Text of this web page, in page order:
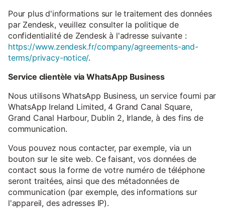
Pour plus d'informations sur le traitement des données
par Zendesk, veuillez consulter la politique de
confidentialité de Zendesk à l'adresse suivante :
https://www.zendesk.fr/company/agreements-and-
terms/privacy-notice/.
Service clientèle via WhatsApp Business
Nous utilisons WhatsApp Business, un service fourni par
WhatsApp Ireland Limited, 4 Grand Canal Square,
Grand Canal Harbour, Dublin 2, Irlande, à des fins de
communication.
Vous pouvez nous contacter, par exemple, via un
bouton sur le site web. Ce faisant, vos données de
contact sous la forme de votre numéro de téléphone
seront traitées, ainsi que des métadonnées de
communication (par exemple, des informations sur
l'appareil, des adresses IP).